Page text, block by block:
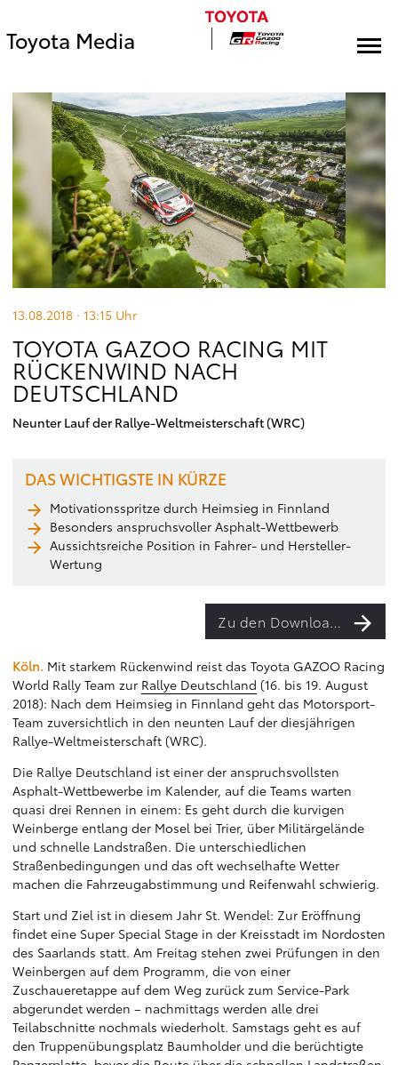
Toyota Media
13.08.2018 · 13:15 Uhr
TOYOTA GAZOO RACING MIT
RÜCKENWIND NACH
DEUTSCHLAND
Neunter Lauf der Rallye-Weltmeisterschaft (WRC)
DAS WICHTIGSTE IN KÜRZE
Motivationsspritze durch Heimsieg in Finnland
Besonders anspruchsvoller Asphalt-Wettbewerb
Aussichtsreiche Position in Fahrer- und Hersteller-
Wertung
Zu den Downloads
Köln. Mit starkem Rückenwind reist das Toyota GAZOO Racing
World Rally Team zur Rallye Deutschland (16. bis 19. August
2018): Nach dem Heimsieg in Finnland geht das Motorsport-
Team zuversichtlich in den neunten Lauf der diesjährigen
Rallye-Weltmeisterschaft (WRC).
Die Rallye Deutschland ist einer der anspruchsvollsten
Asphalt-Wettbewerbe im Kalender, auf die Teams warten
quasi drei Rennen in einem: Es geht durch die kurvigen
Weinberge entlang der Mosel bei Trier, über Militärgelände
und schnelle Landstraßen. Die unterschiedlichen
Straßenbedingungen und das oft wechselhafte Wetter
machen die Fahrzeugabstimmung und Reifenwahl schwierig.
Start und Ziel ist in diesem Jahr St. Wendel: Zur Eröffnung
findet eine Super Special Stage in der Kreisstadt im Nordosten
des Saarlands statt. Am Freitag stehen zwei Prüfungen in den
Weinbergen auf dem Programm, die von einer
Zuschaueretappe auf dem Weg zurück zum Service-Park
abgerundet werden – nachmittags werden alle drei
Teilabschnitte nochmals wiederholt. Samstags geht es auf
den Truppenübungsplatz Baumholder und die berüchtigte